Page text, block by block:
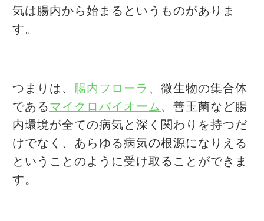
気は腸内から始まるというものがありま
す。
つまりは、 腸内フローラ 、微生物の集合体
である マイクロバイオーム 、善玉菌など腸
内環境が全ての病気と深く関わりを持つだ
けでなく、あらゆる病気の根源になりえる
ということのように受け取ることができま
す。